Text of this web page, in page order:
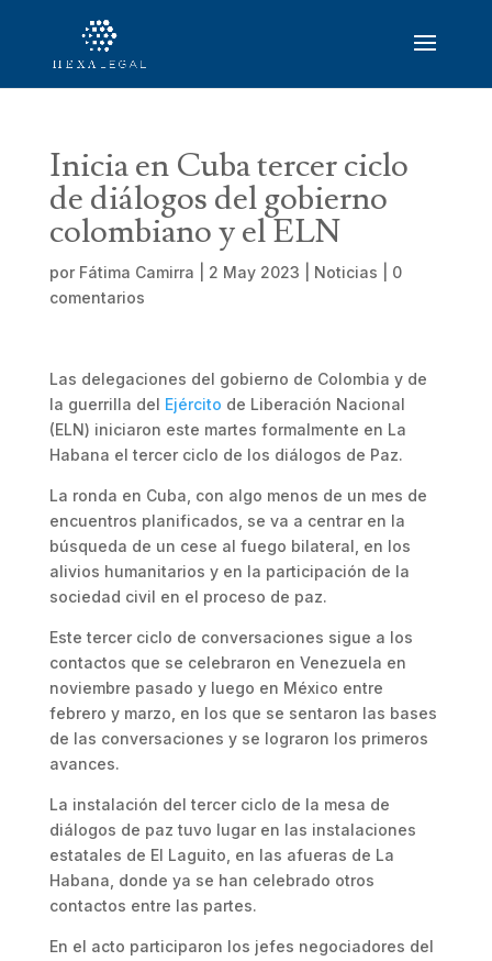
Inicia en Cuba tercer ciclo
de diálogos del gobierno
colombiano y el ELN
por Fátima Camirra 2 May 2023 Noticias
0
comentarios
Las delegaciones del gobierno de Colombia y de
la guerrilla del Ejército de Liberación Nacional
(ELN) iniciaron este martes formalmente en La
Habana el tercer ciclo de los diálogos de Paz.
La ronda en Cuba, con algo menos de un mes de
encuentros planificados, se va a centrar en la
búsqueda de un cese al fuego bilateral, en los
alivios humanitarios y en la participación de la
sociedad civil en el proceso de paz.
Este tercer ciclo de conversaciones sigue a los
contactos que se celebraron en Venezuela en
noviembre pasado y luego en México entre
febrero y marzo, en los que se sentaron las bases
de las conversaciones y se lograron los primeros
avances.
La instalación del tercer ciclo de la mesa de
diálogos de paz tuvo lugar en las instalaciones
estatales de El Laguito, en las afueras de La
Habana, donde ya se han celebrado otros
contactos entre las partes.
En el acto participaron los jefes negociadores del